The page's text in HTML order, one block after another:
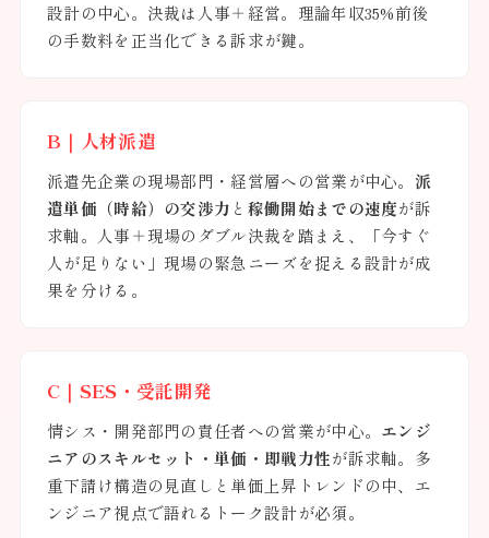
設計の中心。決裁は人事＋経営。理論年収35%前後
の手数料を正当化できる訴求が鍵。
B｜人材派遣
派遣先企業の現場部門・経営層への営業が中心。 派
遣単価（時給）の交渉力 と 稼働開始までの速度が訴
求軸。人事＋現場のダブル決裁を踏まえ、「今すぐ
人が足りない」現場の緊急ニーズを捉える設計が成
果を分ける。
C｜SES・受託開発
情シス・開発部門の責任者への営業が中心。 エンジ
ニアのスキルセット・単価・即戦力性が訴求軸。多
重下請け構造の見直しと単価上昇トレンドの中、エ
ンジニア視点で語れるトーク設計が必須。